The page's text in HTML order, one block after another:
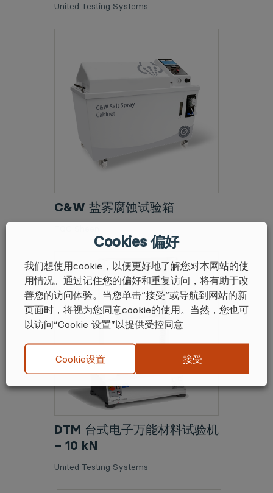
United Testing Systems
C&W 盐雾腐蚀试验箱
DTM 台式电子万能材料试验机
– 10 kN
United Testing Systems
Cookies 偏好
我们想使用cookie，以便更好地了解您对本网站的使
用情况。通过记住您的偏好和重复访问，将有助于改
善您的访问体验。当您单击“接受”或导航到网站的新
页面时，将视为您同意cookie的使用。当然，您也可
以访问“Cookie 设置”以提供受控同意
Cookie设置 接受